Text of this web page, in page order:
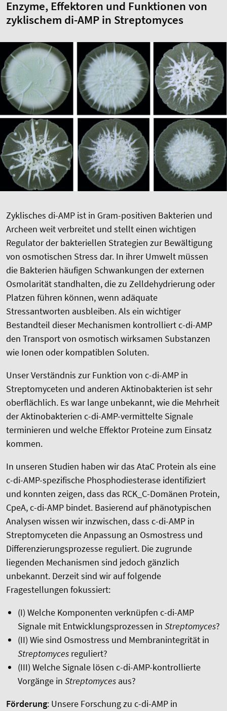
Enzyme, Effektoren und Funktionen von
zyklischem di-AMP in Streptomyces
Zyklisches di-AMP ist in Gram-positiven Bakterien und
Archeen weit verbreitet und stellt einen wichtigen
Regulator der bakteriellen Strategien zur Bewältigung
von osmotischen Stress dar. In ihrer Umwelt müssen
die Bakterien häufigen Schwankungen der externen
Osmolarität standhalten, die zu Zelldehydrierung oder
Platzen führen können, wenn adäquate
Stressantworten ausbleiben. Als ein wichtiger
Bestandteil dieser Mechanismen kontrolliert c-di-AMP
den Transport von osmotisch wirksamen Substanzen
wie Ionen oder kompatiblen Soluten.
Unser Verständnis zur Funktion von c-di-AMP in
Streptomyceten und anderen Aktinobakterien ist sehr
oberflächlich. Es war lange unbekannt, wie die Mehrheit
der Aktinobakterien c-di-AMP-vermittelte Signale
terminieren und welche Effektor Proteine zum Einsatz
kommen.
In unseren Studien haben wir das AtaC Protein als eine
c-di-AMP-spezifische Phosphodiesterase identifiziert
und konnten zeigen, dass das RCK_C-Domänen Protein,
CpeA, c-di-AMP bindet. Basierend auf phänotypischen
Analysen wissen wir inzwischen, dass c-di-AMP in
Streptomyceten die Anpassung an Osmostress und
Differenzierungsprozesse reguliert. Die zugrunde
liegenden Mechanismen sind jedoch gänzlich
unbekannt. Derzeit sind wir auf folgende
Fragestellungen fokussiert:
(I) Welche Komponenten verknüpfen c-di-AMP
Signale mit Entwicklungsprozessen in Streptomyces?
(II) Wie sind Osmostress und Membranintegrität in
Streptomycesreguliert?
(III) Welche Signale lösen c-di-AMP-kontrollierte
Vorgänge in Streptomycesaus?
Förderung: Unsere Forschung zu c-di-AMP in